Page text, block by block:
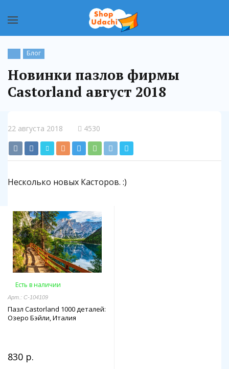
Блог
Новинки пазлов фирмы
Castorland август 2018
22 августа 2018 4530
Несколько новых Касторов. :)
Есть в наличии
Арт.: C-104109
Пазл Castorland 1000 деталей:
Озеро Бэйли, Италия
830 р.